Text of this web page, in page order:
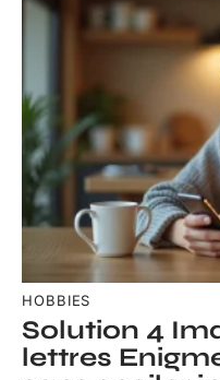
HOBBIES
Solution 4
lettres